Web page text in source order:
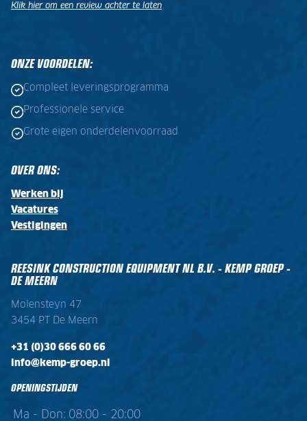
Klik hier om een review achter te laten
. .
ONZE VOORDELEN:
Compleet leveringsprogramma
Professionele service
Grote eigen onderdelenvoorraad
OVER ONS:
Werken bij
Vacatures
Vestigingen
REESINK CONSTRUCTION EQUIPMENT NL B.V. - KEMP GROEP -
DE MEERN
Molensteyn 47
3454 PT De Meern
+31 (0)30 666 60 66
info@kemp-groep.nl
OPENINGSTIJDEN
Ma - Don: 08:00 - 20:00